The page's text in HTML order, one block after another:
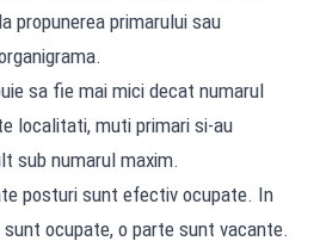
propunerea primarului sau
sa fie mai mici decat numarul
localitati, muti primari si-au
sub numarul maxim.
posturi sunt efectiv ocupate. In
ocupate, o parte sunt vacante.